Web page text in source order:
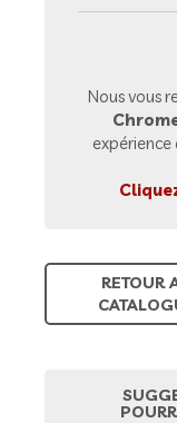
Nous vous
RETOUR